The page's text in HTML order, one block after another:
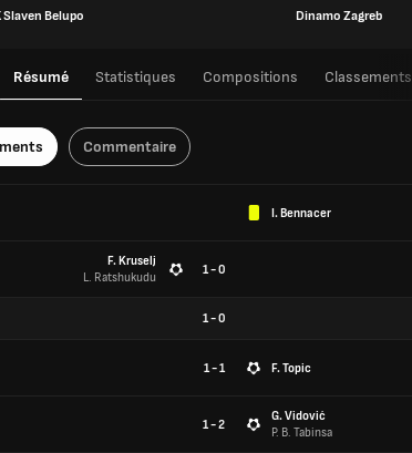
Slaven Belupo
Dinamo Zagreb
Résumé Statistiques Compositions Classements
Commentaire
I. Bennacer
F. Kruselj
L. Ratshukudu
1 - 0
1-0
1 - 1 F. Topic
1 - 2
G. Vidović
P. B. Tabinsa